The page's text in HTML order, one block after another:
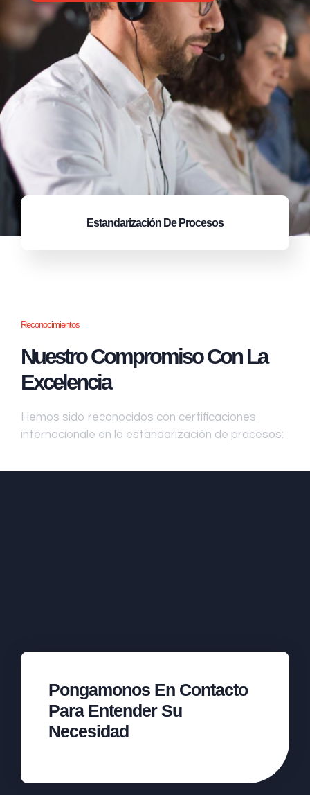
Estandarización De Procesos
Reconocimientos
Nuestro Compromiso Con La
Excelencia
Hemos sido reconocidos con certificaciones
internacionale en la estandarización de procesos:
Pongamonos En Contacto
Para Entender Su
Necesidad